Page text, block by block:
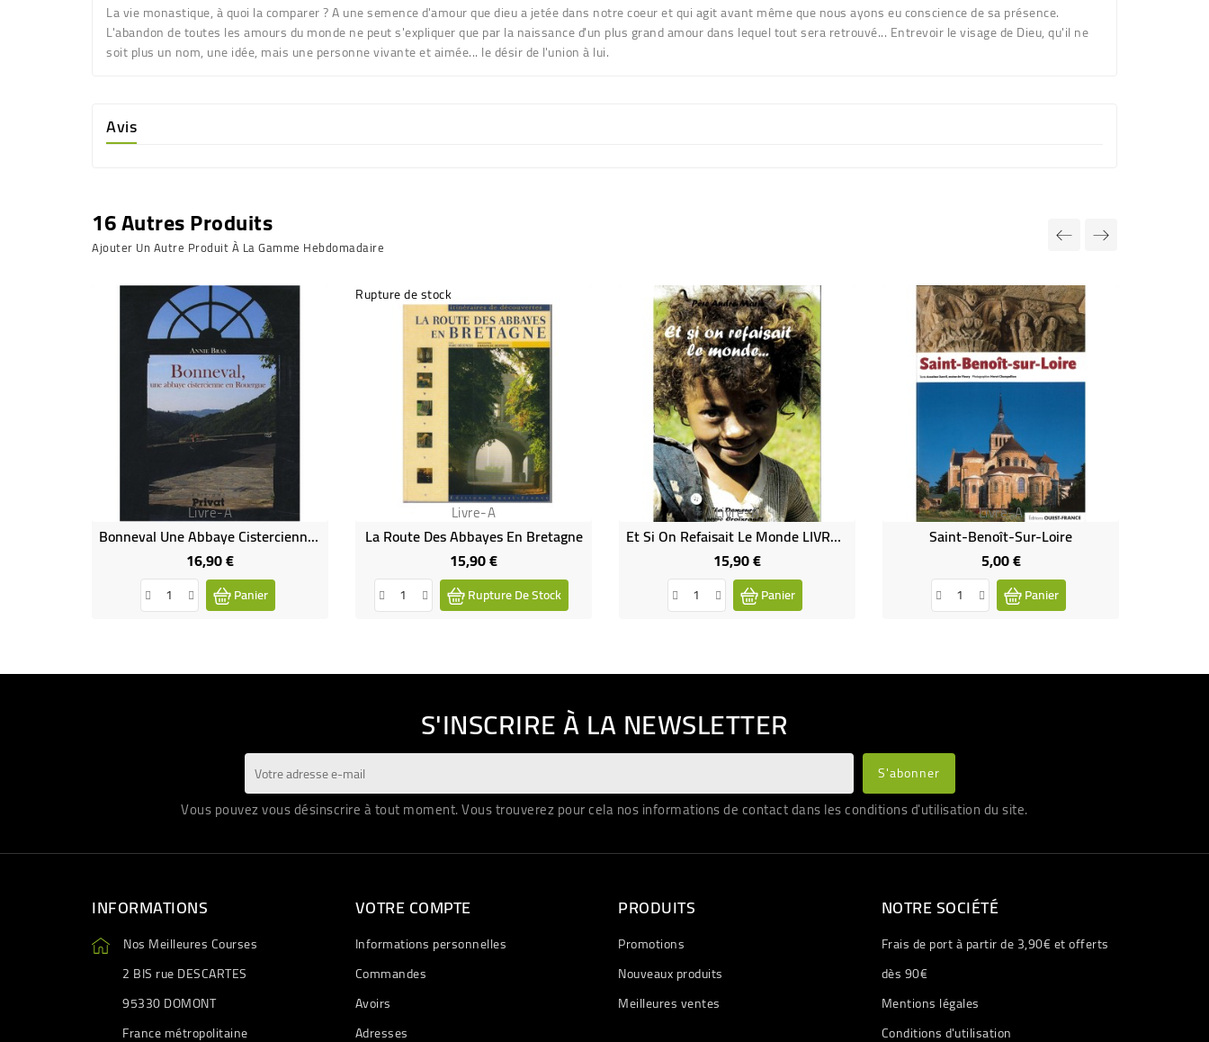
La vie monastique, à quoi la comparer ? A une semence d'amour que dieu a jetée dans notre coeur et qui agit avant même que nous ayons eu conscience de sa présence.
L'abandon de toutes les amours du monde ne peut s'expliquer que par la naissance d'un plus grand amour dans lequel tout sera retrouvé... Entrevoir le visage de Dieu, qu'il ne
soit plus un nom, une idée, mais une personne vivante et aimée... le désir de l'union à lui.
Avis
16 Autres Produits
Ajouter Un Autre Produit À La Gamme Hebdomadaire
Livre-A
Bonneval Une Abbaye Cistercienne En Rouergue (Occasion)
16,90 €Prix
Panier
Rupture de stock
Livre-A
La Route Des Abbayes En Bretagne
15,90 €Prix
Rupture De Stock
Livre-A
Et Si On Refaisait Le Monde LIVRE (Occasion)
15,90 €Prix
Panier
Livre-A
Saint-Benoît-Sur-Loire
5,00 €Prix
Panier
S'INSCRIRE À LA NEWSLETTER
Vous pouvez vous désinscrire à tout moment. Vous trouverez pour cela nos informations de contact dans les conditions d'utilisation du site.
INFORMATIONS
Nos Meilleures Courses
2 BIS rue DESCARTES
95330 DOMONT
France métropolitaine
VOTRE COMPTE
Informations personnelles
Commandes
Avoirs
Adresses
PRODUITS
Promotions
Nouveaux produits
Meilleures ventes
NOTRE SOCIÉTÉ
Frais de port à partir de 3,90€ et offerts
dès 90€
Mentions légales
Conditions d'utilisation